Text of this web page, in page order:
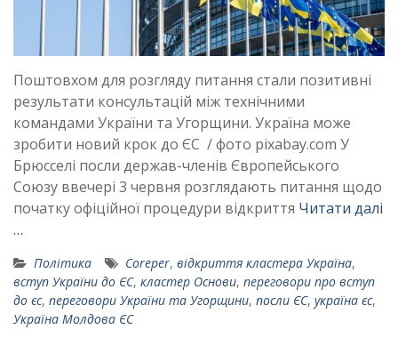
Поштовхом для розгляду питання стали позитивні
результати консультацій між технічними
командами України та Угорщини. Україна може
зробити новий крок до ЄС / фото pixabay.com У
Брюсселі посли держав-членів Європейського
Союзу ввечері 3 червня розглядають питання щодо
початку офіційної процедури відкриття Читати далі
…
Політика Coreper, відкриття кластера Україна,
вступ України до ЄС, кластер Основи, переговори про вступ
до єс, переговори України та Угорщини, посли ЄС, україна єс,
Україна Молдова ЄС